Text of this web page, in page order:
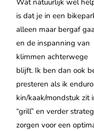
Wat natuurlijk wel
is dat je in een
alleen maar bergaf
en de inspanning van
klimmen achterwege
blijft. Ik ben dan ook
presteren als ik
kin/kaak/mondstuk zit
“grill” en verder
zorgen voor een